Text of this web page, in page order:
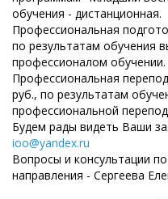
обучения - дистанционная.
Профессиональная
по результатам обучения
профессионалом обучении.
Профессиональная
руб., по результатам
профессиональной
Будем рады видеть Ваши
ioo@yandex.ru
Вопросы и консультации
направления - Сергеева